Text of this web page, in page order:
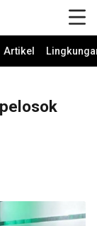
Artikel